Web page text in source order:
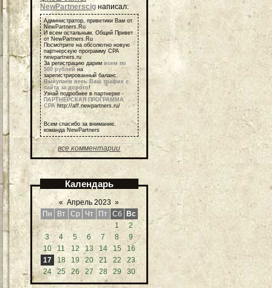
NewPartnerscigнаписал:
Администратор, приветики Вам от
NewPartners.Ru
И всем остальным, Общий Привет
от NewPartners.Ru
Посмотрите на обсолютно новую
партнерскую программу СРА
newpartners.ru
За регистрацию дарим всем по
500 рублей на
зарегистрированный баланс.
Выкупаем весь Ваш трафик с
сайта за дорого!
Узнай подробнее в партнерке -
ПАРТНЕРСКАЯ ПРОГРАММА
СРА http://aff.newpartners.ru/
Всем спасибо за внимание,
команда NewPartners
все комментарии
Календарь
« Апрель 2023 »
Пн
Вт Ср Чт Пт Сб
Вс
1
2
3
4 5 6 7 8
9
10
11 12 13 14 15
16
17
18 19 20 21 22
23
24
25 26 27 28 29 30